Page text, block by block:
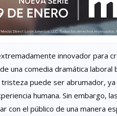
innovador para
una comedia dramática laboral
puede ser abrumador,
humana. Sin embargo,
con el público de una manera